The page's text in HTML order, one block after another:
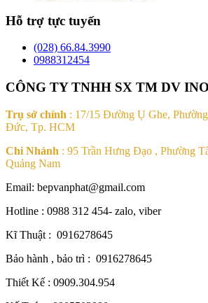
Hỗ trợ tực tuyến
(028) 66.84.3990
0988312454
CÔNG TY TNHH SX TM DV
Trụ sở chính : 17/15 Đường Ụ Ghe,
Đức, Tp. HCM
Chi Nhánh : 95 Trần Hưng Đạo , Phường
Quảng Nam
Email: bepvanphat@gmail.com
Hotline : 0988 312 454- zalo, viber
Kĩ Thuật : 0916278645
Bảo hành , bảo trì : 0916278645
Thiết Kế : 0909.304.954